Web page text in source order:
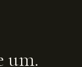
um.